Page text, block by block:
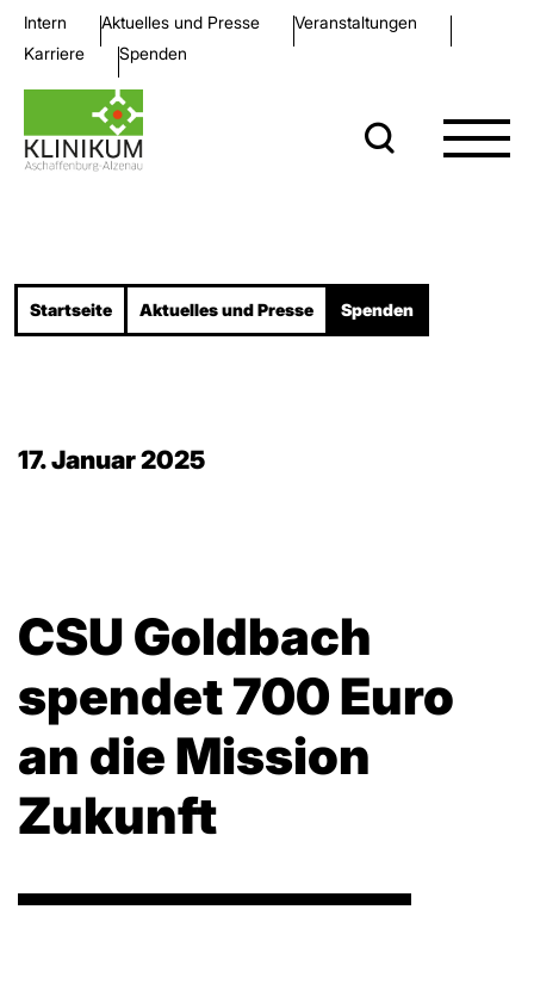
Intern Aktuelles und Presse
Veran­staltungen
Karriere
Spenden
Startseite Aktuelles und Presse Spenden
17. Januar 2025
CSU Goldbach
spendet 700 Euro
an die Mission
Zukunft